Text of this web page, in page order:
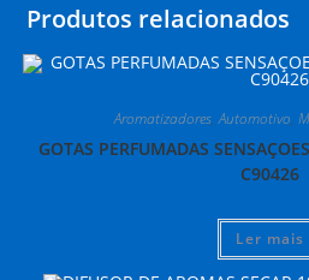
Produtos relacionados
Aromatizadores,Automotivo,
GOTAS PERFUMADAS
C90426
Ler mais